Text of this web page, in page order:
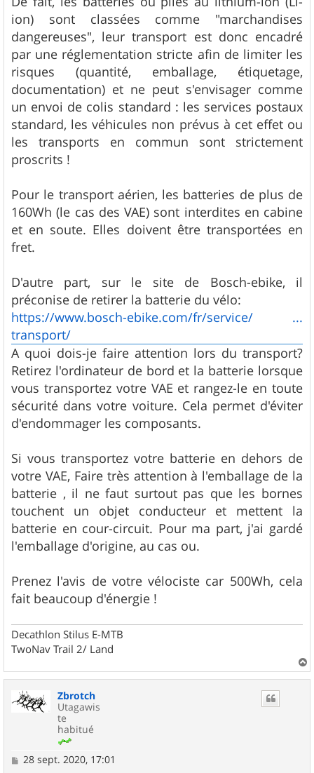
ion) sont classées comme "marchandises
dangereuses", leur transport est donc encadré
par une réglementation stricte afin de limiter les
risques (quantité, emballage, étiquetage,
documentation) et ne peut s'envisager comme
un envoi de colis standard : les services postaux
standard, les véhicules non prévus à cet effet ou
les transports en commun sont strictement
proscrits !
Pour le transport aérien, les batteries de plus de
160Wh (le cas des VAE) sont interdites en cabine
et en soute. Elles doivent être transportées en
fret.
D'autre part, sur le site de Bosch-ebike, il
préconise de retirer la batterie du vélo:
https://www.bosch-ebike.com/fr/service/ ...
transport/
A quoi dois-je faire attention lors du transport?
Retirez l'ordinateur de bord et la batterie lorsque
vous transportez votre VAE et rangez-le en toute
sécurité dans votre voiture. Cela permet d'éviter
d'endommager les composants.
Si vous transportez votre batterie en dehors de
votre VAE, Faire très attention à l'emballage de la
batterie , il ne faut surtout pas que les bornes
touchent un objet conducteur et mettent la
batterie en cour-circuit. Pour ma part, j'ai gardé
l'emballage d'origine, au cas ou.
Prenez l'avis de votre vélociste car 500Wh, cela
fait beaucoup d'énergie !
Decathlon Stilus E-MTB
TwoNav Trail 2/ Land
a
Zbrotch
Utagawis
te
habitué
M
28 sept. 2020, 17:01